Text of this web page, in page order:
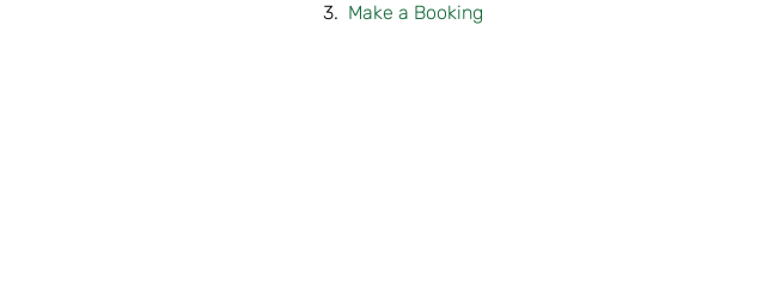
Make a Booking